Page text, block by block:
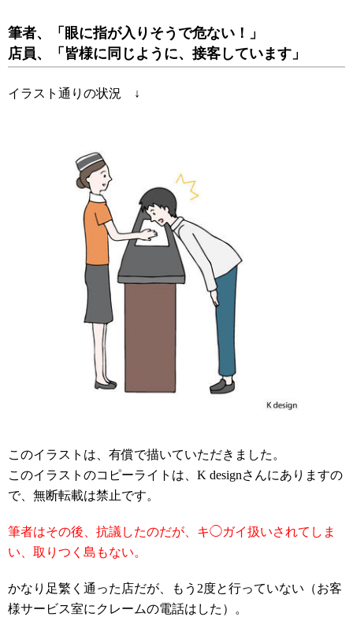
筆者、「眼に指が入りそうで危ない！」
店員、「皆様に同じように、接客しています」
イラスト通りの状況 ↓
このイラストは、有償で描いていただきました。
このイラストのコピーライトは、K designさんにありますの
で、無断転載は禁止です。
筆者はその後、抗議したのだが、キ◯ガイ扱いされてしま
い、取りつく島もない。
かなり足繁く通った店だが、もう2度と行っていない（お客
様サービス室にクレームの電話はした）。